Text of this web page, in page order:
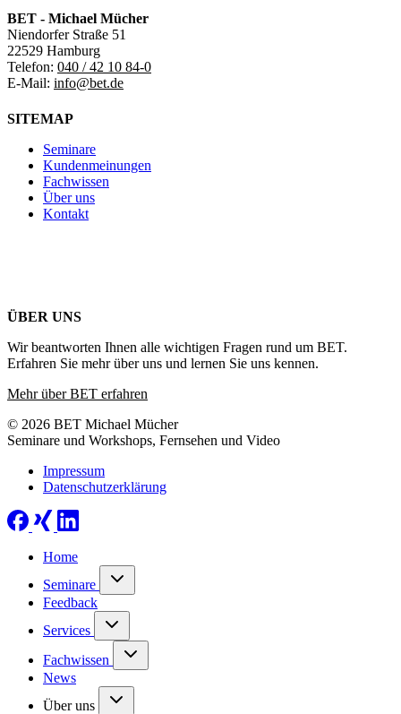
BET - Michael Mücher
Niendorfer Straße 51
22529 Hamburg
Telefon: 040 / 42 10 84-0
E-Mail: info@bet.de
SITEMAP
Seminare
Kundenmeinungen
Fachwissen
Über uns
Kontakt
ÜBER UNS
Wir beantworten Ihnen alle wichtigen Fragen rund um BET.
Erfahren Sie mehr über uns und lernen Sie uns kennen.
Mehr über BET erfahren
© 2026 BET Michael Mücher
Seminare und Workshops, Fernsehen und Video
Impressum
Datenschutzerklärung
Home
Seminare
Feedback
Services
Fachwissen
News
Über uns